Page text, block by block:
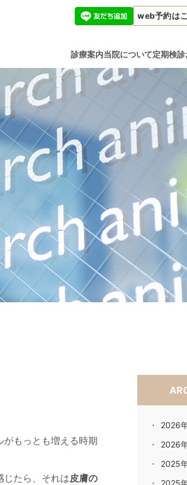
web予約は
診療案内当院について定期検診
もっとも増える時期
じたら、それは皮膚の
2026
2026
2025
2025